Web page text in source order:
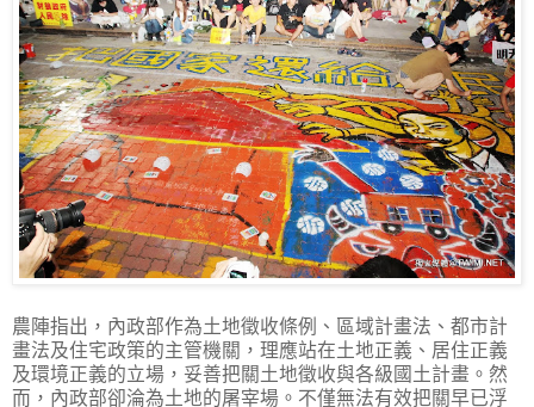
農陣指出，內政部作為土地徵收條例、區域計畫法、都市計
畫法及住宅政策的主管機關，理應站在土地正義、居住正義
及環境正義的立場，妥善把關土地徵收與各級國土計畫。然
而，內政部卻淪為土地的屠宰場。不僅無法有效把關早已浮